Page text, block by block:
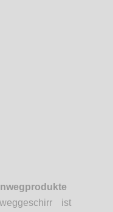
ist